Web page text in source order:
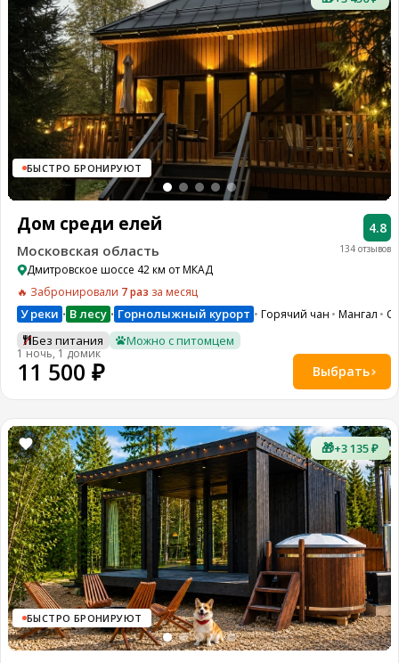
БЫСТРО БРОНИРУЮТ
134 отзывов
4.8
Дом среди елей
Московская область
Дмитровское шоссе 42 км от МКАД
🔥 Забронировали 7 раз за месяц
У реки • В лесу • Горнолыжный курорт Горячий чан Мангал
Без питания Можно с питомцем
1 ночь, 1 домик
11 500 ₽ Выбрать
🎁+3 135 ₽
БЫСТРО БРОНИРУЮТ